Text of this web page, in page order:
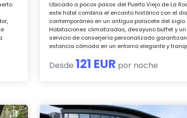
Ubicado a pocos pasos del Puerto Viejo de La
este hotel combina el encanto histórico con el
contemporáneo en un antiguo palacete del siglo
Habitaciones climatizadas, desayuno buffet y un
servicio de conserjería personalizado
estancia cómoda en un entorno elegante y
Desde 121 EUR por noche